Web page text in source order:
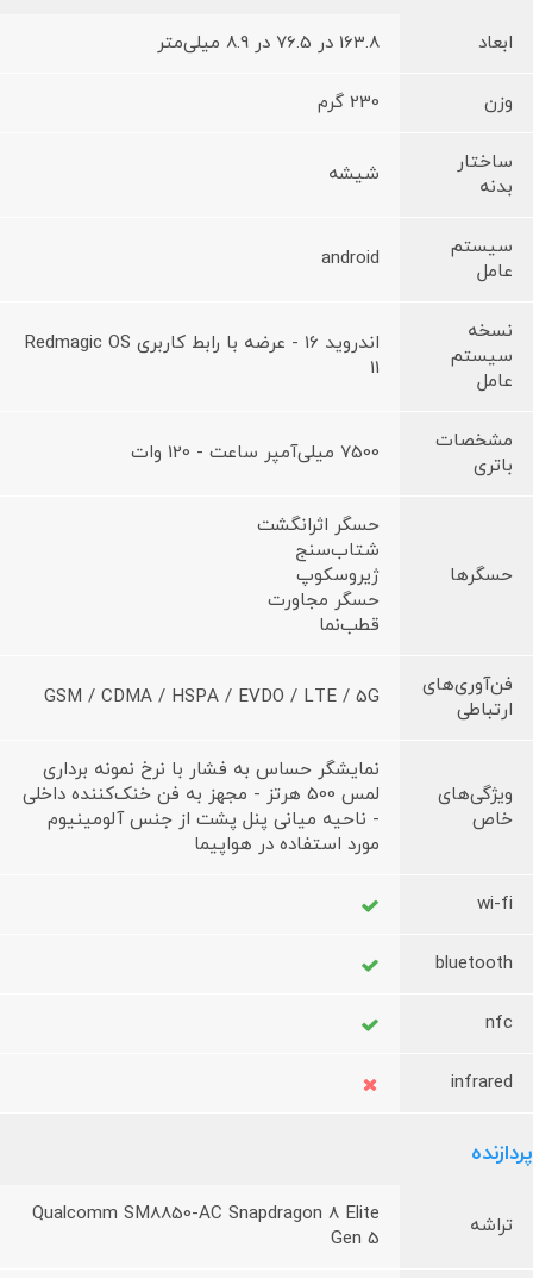
ابعاد 163.8 در 76.5 در 8.9 میلی‌متر
وزن 230 گرم
ساختار
بدنه
شیشه
سیستم
عامل
android
نسخه
سیستم
عامل
اندروید 16 - عرضه با رابط کاربری Redmagic OS
11
مشخصات
باتری
7500 میلی‌آمپر ساعت - 120 وات
حسگرها
حسگر اثرانگشت
شتاب‌سنج
ژیروسکوپ
حسگر مجاورت
قطب‌نما
فن‌آوری‌های
ارتباطی
GSM / CDMA / HSPA / EVDO / LTE / 5G
ویژگی‌های
خاص
نمایشگر حساس به فشار با نرخ نمونه برداری
لمس 500 هرتز - مجهز به فن خنک‌کننده داخلی
- ناحیه میانی پنل پشت از جنس آلومینیوم
مورد استفاده در هواپیما
wi-fi
bluetooth
nfc
infrared
پردازنده
تراشه
Qualcomm SM8850-AC Snapdragon 8 Elite
Gen 5